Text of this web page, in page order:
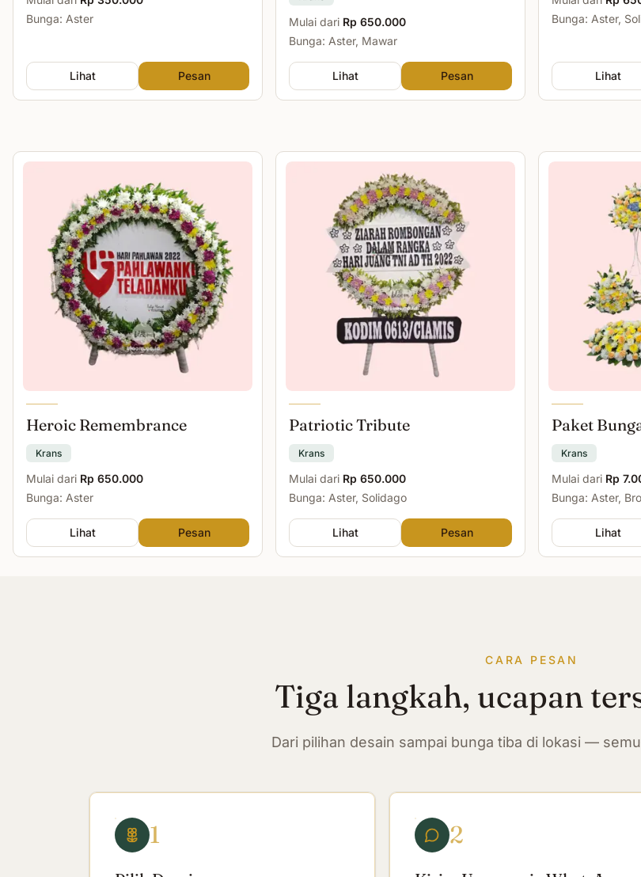
Bunga: Aster
Lihat Pesan
Mulai dari Rp 650.000
Bunga: Aster, Mawar
Lihat Pesan
Bunga: Aster,
Lihat
Heroic Remembrance
Krans
Mulai dari Rp 650.000
Bunga: Aster
Lihat Pesan
Patriotic Tribute
Krans
Mulai dari Rp 650.000
Bunga: Aster, Solidago
Lihat Pesan
Paket
Krans
Mulai dari Rp
Bunga: Aster,
Lihat
CARA PESAN
Tiga langkah, ucapan
Dari pilihan desain sampai bunga tiba di lokasi —
1 2